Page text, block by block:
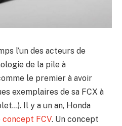
l’un des acteurs de
de la pile à
le premier à avoir
exemplaires de sa FCX à
Il y a un an, Honda
concept FCV. Un concept